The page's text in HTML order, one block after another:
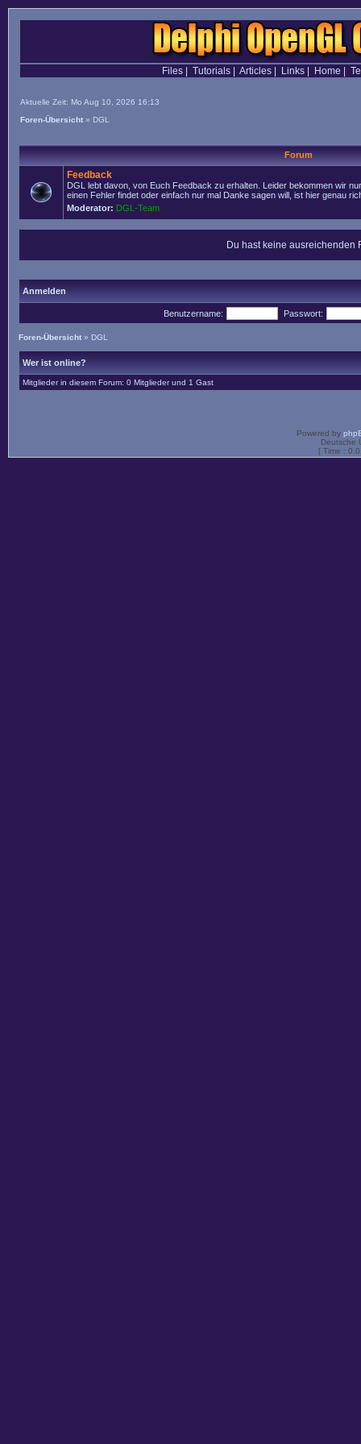
Files| Tutorials| Articles| Links| Home
Aktuelle Zeit: Mo Aug 10, 2026 16:13
Foren-Übersicht » DGL
Forum
Feedback
DGL lebt davon, von Euch Feedback zu erhalten. Leider bekommen wir
einen Fehler findet oder einfach nur mal Danke sagen will, ist hier genau
Moderator: DGL-Team
Du hast keine ausreichenden
Anmelden
Benutzername: Passwort:
Foren-Übersicht » DGL
Wer ist online?
Mitglieder in diesem Forum: 0 Mitglieder und 1 Gast
Powered by
Deutsche
[ Time :